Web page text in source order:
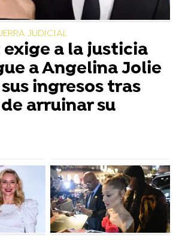
JUDICIAL
a la justicia
a Angelina Jolie
ingresos tras
arruinar su